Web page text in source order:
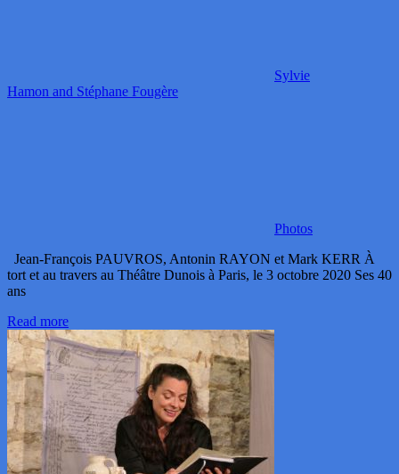
Sylvie
Hamon and Stéphane Fougère
Photos
Jean-François PAUVROS, Antonin RAYON et Mark KERR À
tort et au travers au Théâtre Dunois à Paris, le 3 octobre 2020 Ses 40
ans
Read more